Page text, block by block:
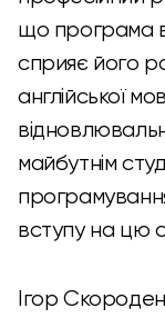
що програма
сприяє його
англійської
майбутнім
вступу на цю
Ігор